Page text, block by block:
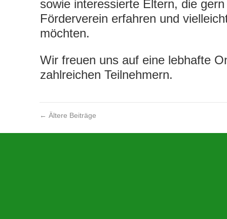
sowie interessierte Eltern, die
Förderverein erfahren und
möchten.
Wir freuen uns auf eine lebhafte
zahlreichen Teilnehmern.
← Ältere Beiträge